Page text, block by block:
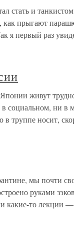
стать и
прыгают
я первый раз
живут
социальном, ни
в труппе носит,
мы почти
руками
какие-то лекции